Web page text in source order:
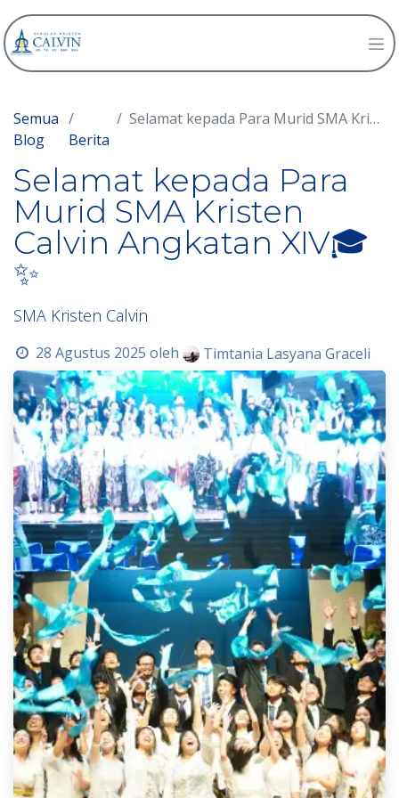
Semua
Blog
Berita
Selamat kepada Para Murid SMA Kristen Calvin Angkatan XIV🎓✨
Selamat kepada Para
Murid SMA Kristen
Calvin Angkatan XIV🎓
✨
SMA Kristen Calvin
28 Agustus 2025 oleh Timtania Lasyana Graceli